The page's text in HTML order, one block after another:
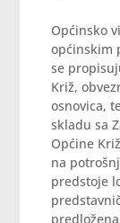
Općinsko
općinskim
se
Križ,
osnovica,
skladu sa
Općine
na
predstoje